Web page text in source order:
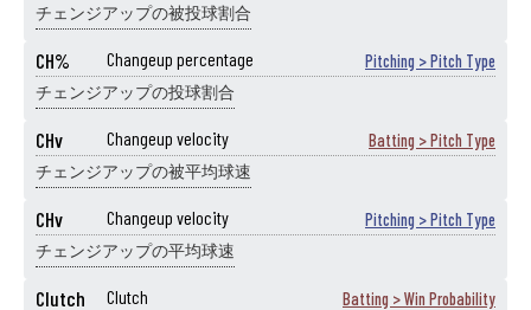
チェンジアップの被投球割合
CH% Changeup percentage Pitching > Pitch Type
チェンジアップの投球割合
CHv Changeup velocity Batting > Pitch Type
チェンジアップの被平均球速
CHv Changeup velocity Pitching > Pitch Type
チェンジアップの平均球速
Clutch Clutch Batting > Win Probability